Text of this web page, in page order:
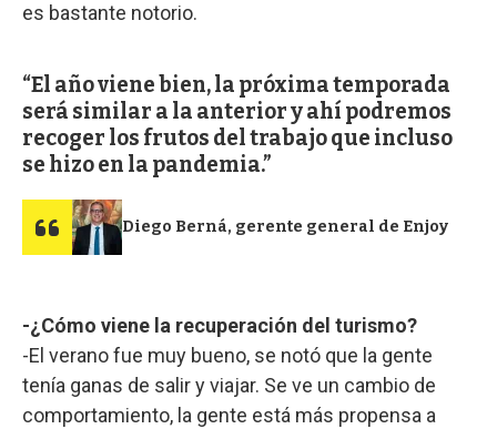
es bastante notorio.
El año viene bien, la próxima temporada
será similar a la anterior y ahí podremos
recoger los frutos del trabajo que incluso
se hizo en la pandemia.
Diego Berná, gerente general de Enjoy
-¿Cómo viene la recuperación del turismo?
-El verano fue muy bueno, se notó que la gente
tenía ganas de salir y viajar. Se ve un cambio de
comportamiento, la gente está más propensa a